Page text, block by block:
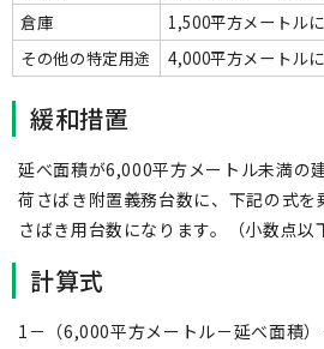
倉庫
1,500平方メートル
その他の特定用途
4,000平方メートル
緩和措置
延べ面積が6,000平方メートル未満の
荷さばき附置義務台数に、下記の式
さばき用台数になります。（小数点以
計算式
1－（6,000平方メートル－延べ面積